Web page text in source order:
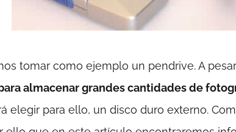
tomar como ejemplo un pendrive. A
almacenar grandes cantidades de
elegir para ello, un disco duro externo.